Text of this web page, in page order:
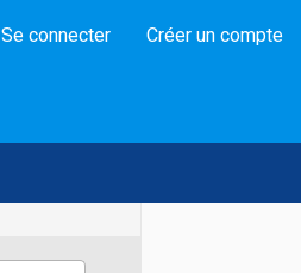
Se connecter Créer un compte